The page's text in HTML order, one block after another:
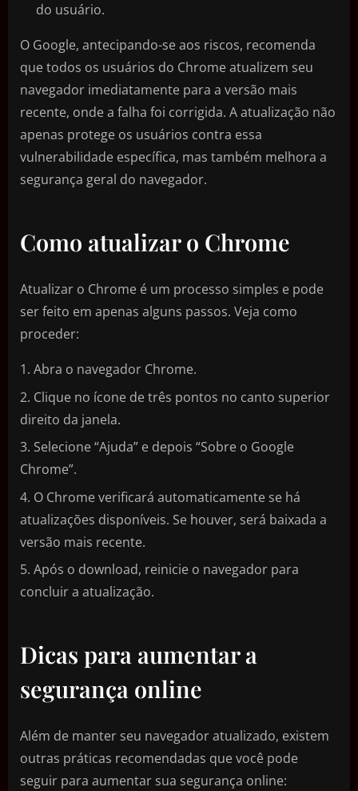
do usuário.
O Google, antecipando-se aos riscos, recomenda
que todos os usuários do Chrome atualizem seu
navegador imediatamente para a versão mais
recente, onde a falha foi corrigida. A atualização não
apenas protege os usuários contra essa
vulnerabilidade específica, mas também melhora a
segurança geral do navegador.
Como atualizar o Chrome
Atualizar o Chrome é um processo simples e pode
ser feito em apenas alguns passos. Veja como
proceder:
Abra o navegador Chrome.
Clique no ícone de três pontos no canto superior
direito da janela.
Selecione “Ajuda” e depois “Sobre o Google
Chrome”.
O Chrome verificará automaticamente se há
atualizações disponíveis. Se houver, será baixada a
versão mais recente.
Após o download, reinicie o navegador para
concluir a atualização.
Dicas para aumentar a
segurança online
Além de manter seu navegador atualizado, existem
outras práticas recomendadas que você pode
seguir para aumentar sua segurança online: